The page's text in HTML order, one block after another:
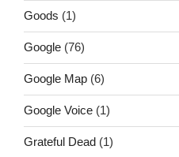
Goods (1)
Google (76)
Google Map (6)
Google Voice (1)
Grateful Dead (1)